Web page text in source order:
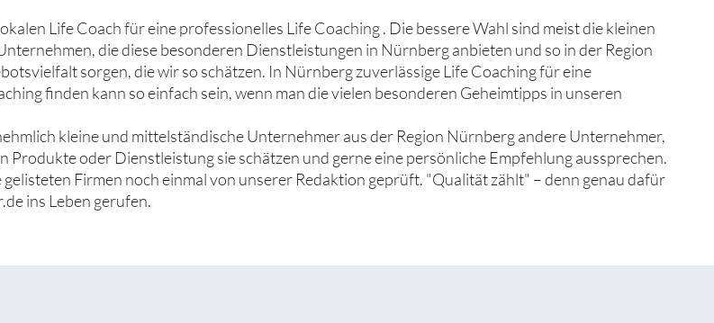
Life Coach für eine professionelles Life Coaching . Die bessere Wahl sind meist die kleinen
die diese besonderen Dienstleistungen in Nürnberg anbieten und so in der Region
sorgen, die wir so schätzen. In Nürnberg zuverlässige Life Coaching für eine
finden kann so einfach sein, wenn man die vielen besonderen Geheimtipps in unseren
kleine und mittelständische Unternehmer aus der Region Nürnberg andere Unternehmer,
Produkte oder Dienstleistung sie schätzen und gerne eine persönliche Empfehlung aussprechen.
gelisteten Firmen noch einmal von unserer Redaktion geprüft. "Qualität zählt" – denn genau dafür
ins Leben gerufen.